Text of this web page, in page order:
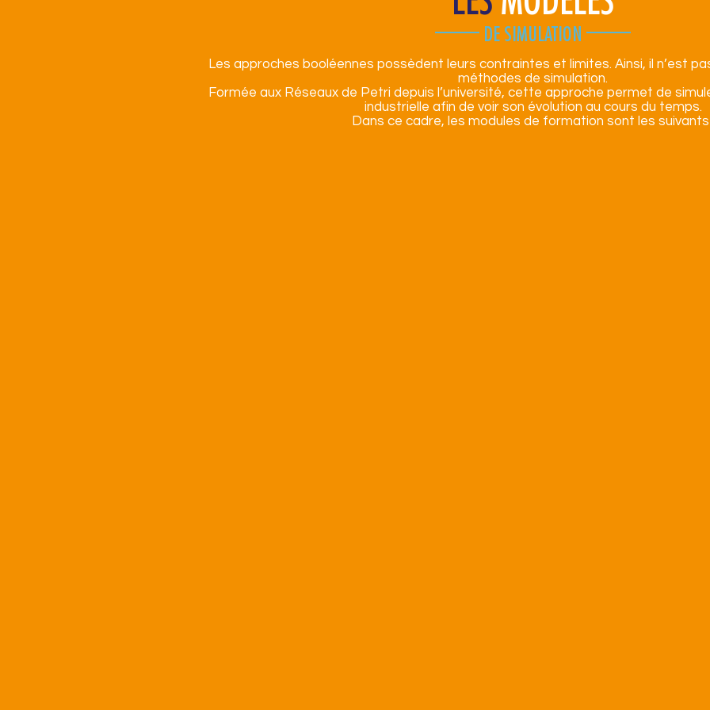
DE SIMULATION
Les approches booléennes possèdent leurs contraintes et limites. Ainsi, il n’est
méthodes de simulation.
Formée aux Réseaux de Petri depuis l’université, cette approche permet de
industrielle afin de voir son évolution au cours du temps.
Dans ce cadre, les modules de formation sont les suivants